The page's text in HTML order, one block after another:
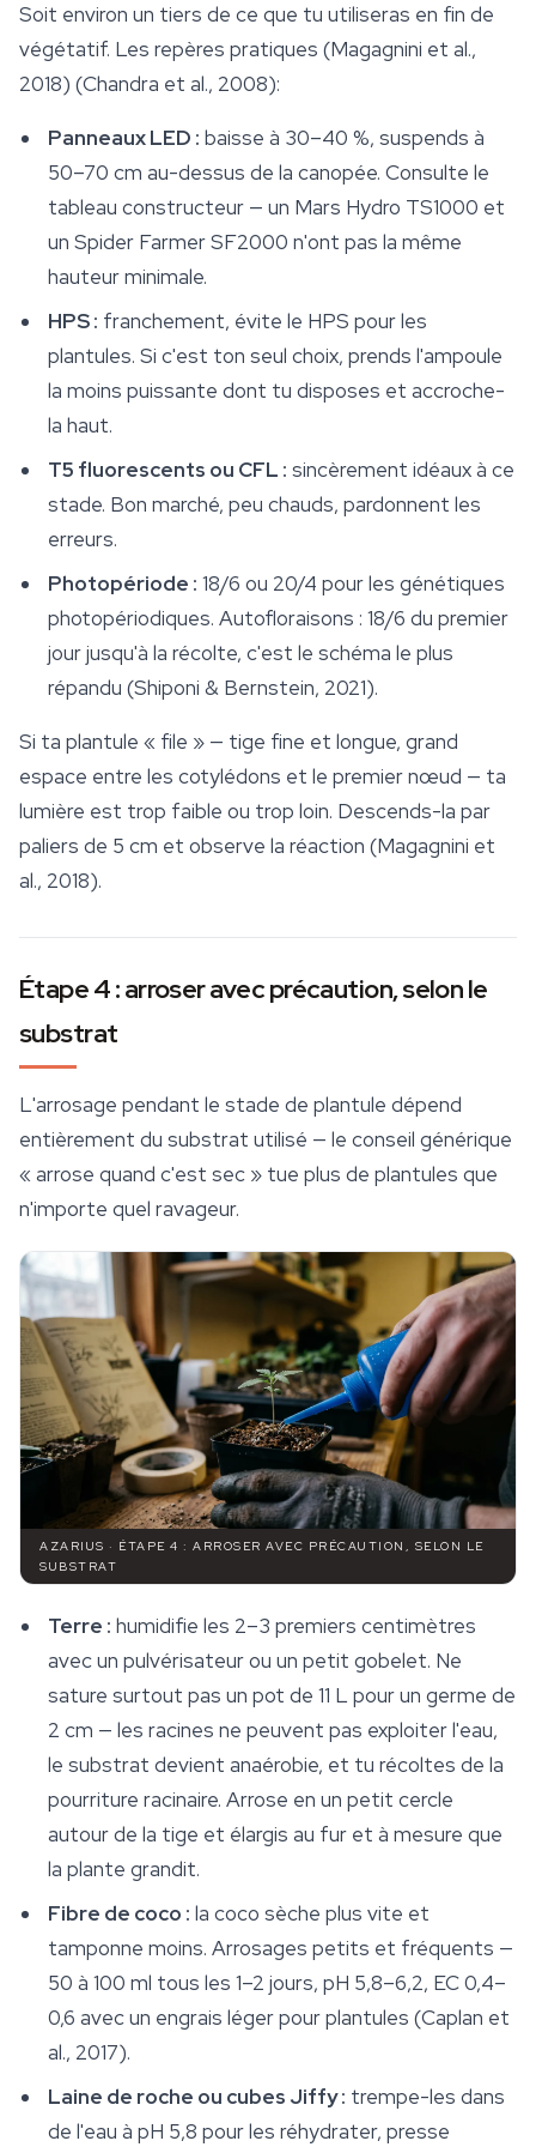
Soit environ un tiers de ce que tu utiliseras en fin de
végétatif. Les repères pratiques (Magagnini et al.,
2018) (Chandra et al., 2008):
Panneaux LED : baisse à 30–40 %, suspends à
50–70 cm au-dessus de la canopée. Consulte le
tableau constructeur — un Mars Hydro TS1000 et
un Spider Farmer SF2000 n'ont pas la même
hauteur minimale.
HPS : franchement, évite le HPS pour les
plantules. Si c'est ton seul choix, prends l'ampoule
la moins puissante dont tu disposes et accroche-
la haut.
T5 fluorescents ou CFL : sincèrement idéaux à ce
stade. Bon marché, peu chauds, pardonnent les
erreurs.
Photopériode : 18/6 ou 20/4 pour les génétiques
photopériodiques. Autofloraisons : 18/6 du premier
jour jusqu'à la récolte, c'est le schéma le plus
répandu (Shiponi & Bernstein, 2021).
Si ta plantule « file » — tige fine et longue, grand
espace entre les cotylédons et le premier nœud — ta
lumière est trop faible ou trop loin. Descends-la par
paliers de 5 cm et observe la réaction (Magagnini et
al., 2018).
Étape 4 : arroser avec précaution, selon le
substrat
L'arrosage pendant le stade de plantule dépend
entièrement du substrat utilisé — le conseil générique
« arrose quand c'est sec » tue plus de plantules que
n'importe quel ravageur.
AZARIUS · ÉTAPE 4 : ARROSER AVEC PRÉCAUTION, SELON LE
SUBSTRAT
Terre : humidifie les 2–3 premiers centimètres
avec un pulvérisateur ou un petit gobelet. Ne
sature surtout pas un pot de 11 L pour un germe de
2 cm — les racines ne peuvent pas exploiter l'eau,
le substrat devient anaérobie, et tu récoltes de la
pourriture racinaire. Arrose en un petit cercle
autour de la tige et élargis au fur et à mesure que
la plante grandit.
Fibre de coco : la coco sèche plus vite et
tamponne moins. Arrosages petits et fréquents —
50 à 100 ml tous les 1–2 jours, pH 5,8–6,2, EC 0,4–
0,6 avec un engrais léger pour plantules (Caplan et
al., 2017).
Laine de roche ou cubes Jiffy : trempe-les dans
de l'eau à pH 5,8 pour les réhydrater, presse